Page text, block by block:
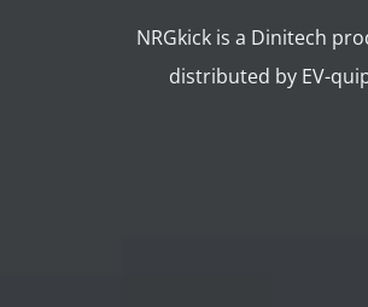
NRGkick is a Dinitech
distributed by EV-